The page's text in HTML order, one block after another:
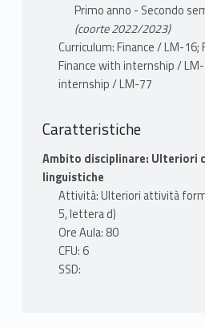
Primo anno - Secondo
(coorte 2022/2023)
Curriculum: Finance / LM-16;
Finance with internship /
internship / LM-77
Caratteristiche
Ambito disciplinare: Ulteriori
linguistiche
Attività: Ulteriori attività
5, lettera d)
Ore Aula: 80
CFU: 6
SSD: